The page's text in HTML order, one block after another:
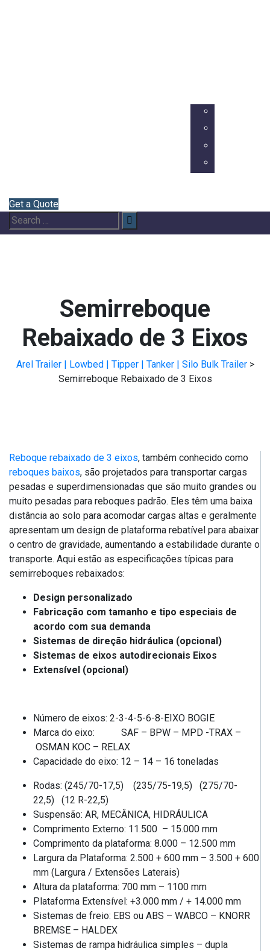
Get a Quote
Search
for:
Search
Semirreboque
Rebaixado de 3 Eixos
Arel Trailer | Lowbed | Tipper | Tanker | Silo Bulk Trailer>
Semirreboque Rebaixado de 3 Eixos
Reboque rebaixado de 3 eixos, também conhecido como
reboques baixos, são projetados para transportar cargas
pesadas e superdimensionadas que são muito grandes ou
muito pesadas para reboques padrão. Eles têm uma baixa
distância ao solo para acomodar cargas altas e geralmente
apresentam um design de plataforma rebatível para abaixar
o centro de gravidade, aumentando a estabilidade durante o
transporte. Aqui estão as especificações típicas para
semirreboques rebaixados:
Design personalizado
Fabricação com tamanho e tipo especiais de
acordo com sua demanda
Sistemas de direção hidráulica (opcional)
Sistemas de eixos autodirecionais Eixos
Extensível (opcional)
Número de eixos: 2-3-4-5-6-8-EIXO BOGIE
Marca do eixo: SAF – BPW – MPD -TRAX –
OSMAN KOC – RELAX
Capacidade do eixo: 12 – 14 – 16 toneladas
Rodas: (245/70-17,5) (235/75-19,5) (275/70-
22,5) (12 R-22,5)
Suspensão: AR, MECÂNICA, HIDRÁULICA
Comprimento Externo: 11.500 – 15.000 mm
Comprimento da plataforma: 8.000 – 12.500 mm
Largura da Plataforma: 2.500 + 600 mm – 3.500 + 600
mm (Largura / Extensões Laterais)
Altura da plataforma: 700 mm – 1100 mm
Plataforma Extensível: +3.000 mm / + 14.000 mm
Sistemas de freio: EBS ou ABS – WABCO – KNORR
BREMSE – HALDEX
Sistemas de rampa hidráulica simples – dupla